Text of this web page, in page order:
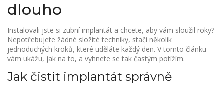
dlouho
Instalovali jste si zubní implantát a chcete, aby vám sloužil roky?
Nepotřebujete žádné složité techniky, stačí několik
jednoduchých kroků, které uděláte každý den. V tomto článku
vám ukážu, jak na to, a vyhnete se tak častým potížím.
Jak čistit implantát správně